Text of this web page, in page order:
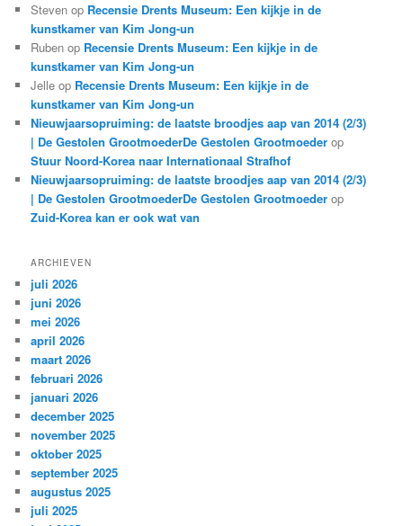
Steven op Recensie Drents Museum: Een kijkje in de
kunstkamer van Kim Jong-un
Ruben op Recensie Drents Museum: Een kijkje in de
kunstkamer van Kim Jong-un
Jelle op Recensie Drents Museum: Een kijkje in de
kunstkamer van Kim Jong-un
Nieuwjaarsopruiming: de laatste broodjes aap van 2014 (2/3)
| De Gestolen GrootmoederDe Gestolen Grootmoeder op
Stuur Noord-Korea naar Internationaal Strafhof
Nieuwjaarsopruiming: de laatste broodjes aap van 2014 (2/3)
| De Gestolen GrootmoederDe Gestolen Grootmoeder op
Zuid-Korea kan er ook wat van
ARCHIEVEN
juli 2026
juni 2026
mei 2026
april 2026
maart 2026
februari 2026
januari 2026
december 2025
november 2025
oktober 2025
september 2025
augustus 2025
juli 2025